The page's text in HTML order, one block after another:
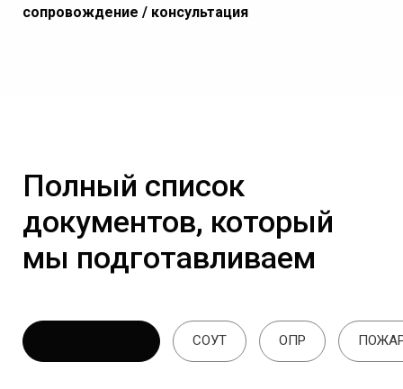
сопровождение / консультация
Полный список
документов, который
мы подготавливаем
СОУТ ОПР